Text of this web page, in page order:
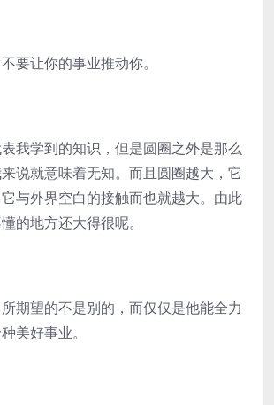
要让你的事业推动你。
我学到的知识，但是圆圈之外是那么
说就意味着无知。而且圆圈越大，它
与外界空白的接触而也就越大。由此
的地方还大得很呢。
期望的不是别的，而仅仅是他能全力
美好事业。